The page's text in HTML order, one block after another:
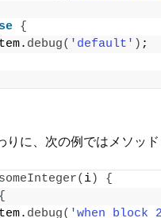
{
debug( 'default' ) ;
に、次の例ではメソッ
someInteger( i)
{
{
debug( 'when block